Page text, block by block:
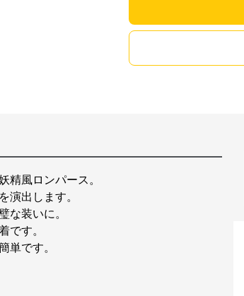
精風ロンパース。
演出します。
な装いに。
です。
単です。